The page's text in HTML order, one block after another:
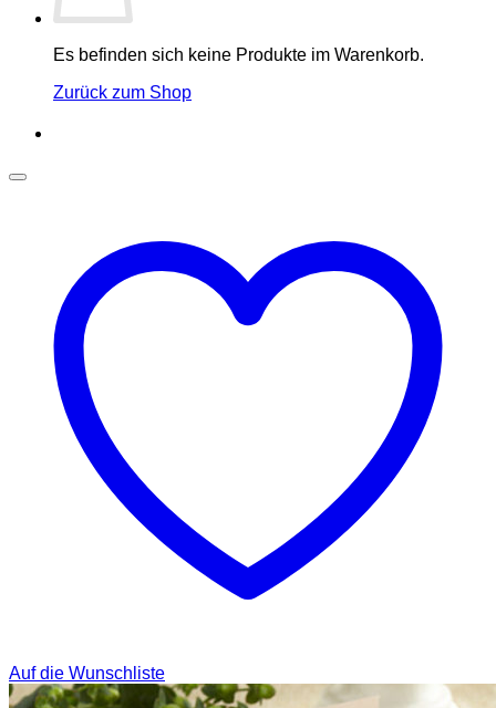
Es befinden sich keine Produkte im Warenkorb.
Zurück zum Shop
Auf die Wunschliste